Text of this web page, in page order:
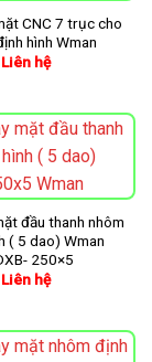
CNC 7 trục cho
hình Wman
Liên hệ
đầu thanh nhôm
( 5 dao) Wman
250×5
Liên hệ